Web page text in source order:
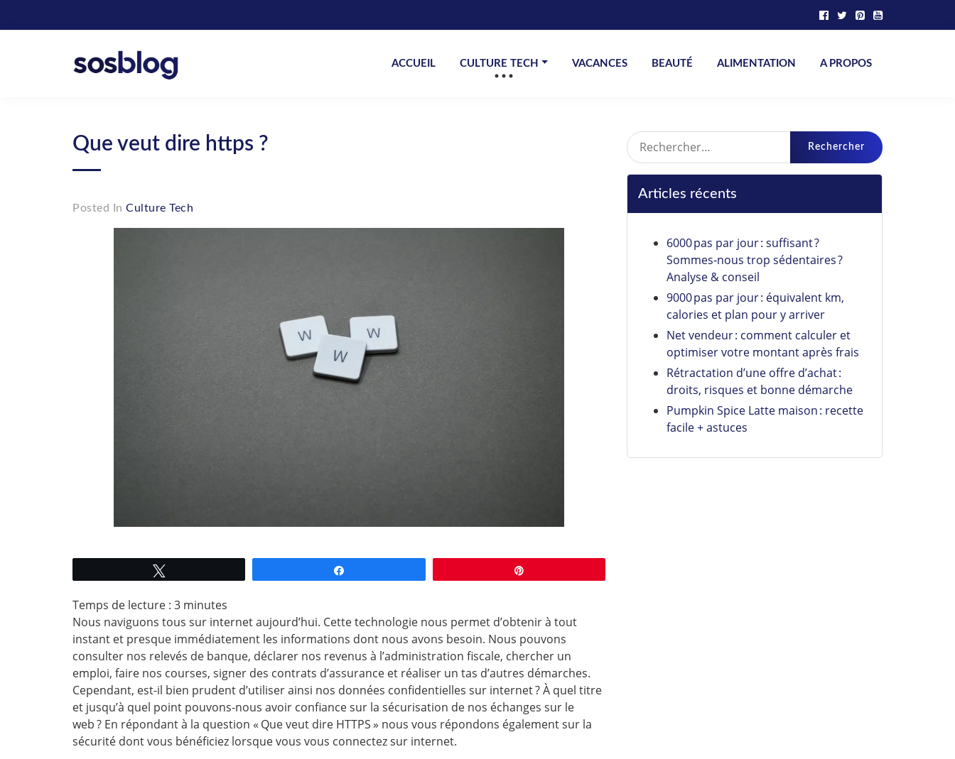
ACCUEIL CULTURE TECH VACANCES BEAUTÉ ALIMENTATION A PROPOS
Que veut dire https ?
Posted In Culture Tech
Temps de lecture : 3 minutes
Nous naviguons tous sur internet aujourd’hui. Cette technologie nous permet d’obtenir à tout
instant et presque immédiatement les informations dont nous avons besoin. Nous pouvons
consulter nos relevés de banque, déclarer nos revenus à l’administration fiscale, chercher un
emploi, faire nos courses, signer des contrats d’assurance et réaliser un tas d’autres démarches.
Cependant, est-il bien prudent d’utiliser ainsi nos données confidentielles sur internet ? À quel titre
et jusqu’à quel point pouvons-nous avoir confiance sur la sécurisation de nos échanges sur le
web ? En répondant à la question « Que veut dire HTTPS » nous vous répondons également sur la
sécurité dont vous bénéficiez lorsque vous vous connectez sur internet.
Rechercher :
Articles récents
6000 pas par jour : suffisant ?
Sommes‑nous trop sédentaires ?
Analyse & conseil
9000 pas par jour : équivalent km,
calories et plan pour y arriver
Net vendeur : comment calculer et
optimiser votre montant après frais
Rétractation d’une offre d’achat :
droits, risques et bonne démarche
Pumpkin Spice Latte maison : recette
facile + astuces